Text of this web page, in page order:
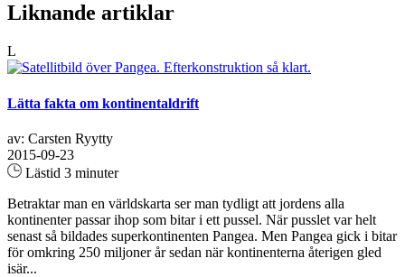
Liknande artiklar
L
Lätta fakta om kontinentaldrift
av: Carsten Ryytty
2015-09-23
Lästid 3 minuter
Betraktar man en världskarta ser man tydligt att jordens alla
kontinenter passar ihop som bitar i ett pussel. När pusslet var helt
senast så bildades superkontinenten Pangea. Men Pangea gick i bitar
för omkring 250 miljoner år sedan när kontinenterna återigen gled
isär...